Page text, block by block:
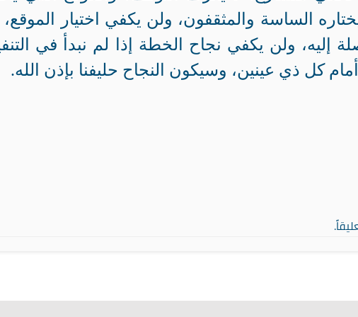
الساسة والمثقفون، ولن يكفي اختيار الموقع،
إليه، ولن يكفي نجاح الخطة إذا لم نبدأ في
كل ذي عينين، وسيكون النجاح حليفنا بإذن الله.